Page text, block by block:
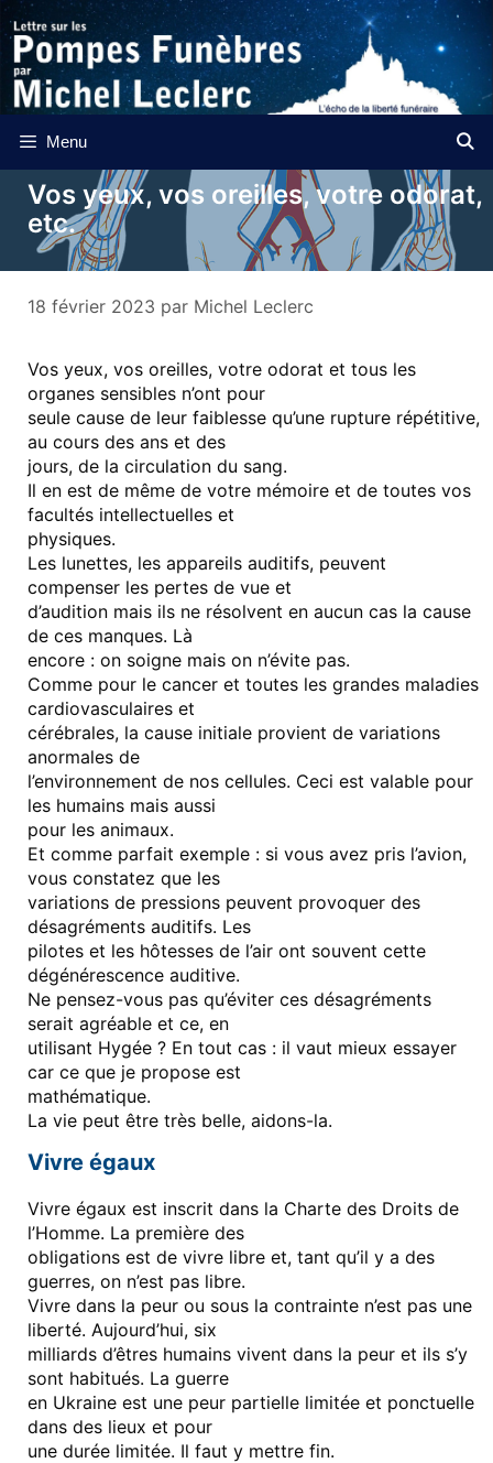
Aller
au
contenu
Menu
Vos yeux, vos oreilles, votre odorat,
etc.
18 février 2023 par Michel Leclerc
Vos yeux, vos oreilles, votre odorat et tous les
organes sensibles n’ont pour
seule cause de leur faiblesse qu’une rupture répétitive,
au cours des ans et des
jours, de la circulation du sang.
Il en est de même de votre mémoire et de toutes vos
facultés intellectuelles et
physiques.
Les lunettes, les appareils auditifs, peuvent
compenser les pertes de vue et
d’audition mais ils ne résolvent en aucun cas la cause
de ces manques. Là
encore : on soigne mais on n’évite pas.
Comme pour le cancer et toutes les grandes maladies
cardiovasculaires et
cérébrales, la cause initiale provient de variations
anormales de
l’environnement de nos cellules. Ceci est valable pour
les humains mais aussi
pour les animaux.
Et comme parfait exemple : si vous avez pris l’avion,
vous constatez que les
variations de pressions peuvent provoquer des
désagréments auditifs. Les
pilotes et les hôtesses de l’air ont souvent cette
dégénérescence auditive.
Ne pensez-vous pas qu’éviter ces désagréments
serait agréable et ce, en
utilisant Hygée ? En tout cas : il vaut mieux essayer
car ce que je propose est
mathématique.
La vie peut être très belle, aidons-la.
Vivre égaux
Vivre égaux est inscrit dans la Charte des Droits de
l’Homme. La première des
obligations est de vivre libre et, tant qu’il y a des
guerres, on n’est pas libre.
Vivre dans la peur ou sous la contrainte n’est pas une
liberté. Aujourd’hui, six
milliards d’êtres humains vivent dans la peur et ils s’y
sont habitués. La guerre
en Ukraine est une peur partielle limitée et ponctuelle
dans des lieux et pour
une durée limitée. Il faut y mettre fin.